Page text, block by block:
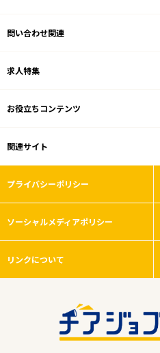
田川郡川崎町
業種
雇用形態
転居を伴う異動なし
フリーワード
問い合わせ関連
求人特集
お役立ちコンテンツ
関連サイト
プライバシーポリシー
ソーシャルメディアポリシー
リンクについて